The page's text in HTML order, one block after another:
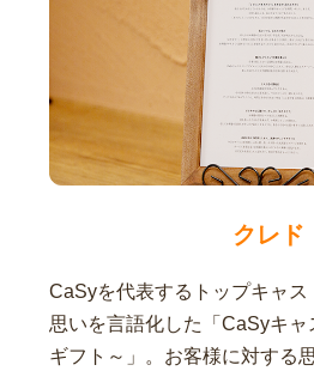
クレド
CaSyを代表するトップキャ
思いを言語化した「CaSyキ
ギフト～」。お客様に対する